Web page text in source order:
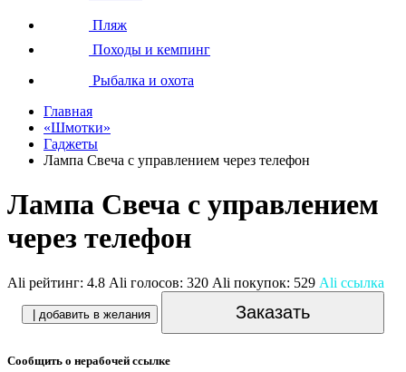
Пляж
Походы и кемпинг
Рыбалка и охота
Главная
«Шмотки»
Гаджеты
Лампа Свеча с управлением через телефон
Лампа Свеча с управлением
через телефон
Ali рейтинг: 4.8 Ali голосов: 320 Ali покупок: 529 Ali ссылка
| добавить в желания Заказать
Сообщить о нерабочей ссылке